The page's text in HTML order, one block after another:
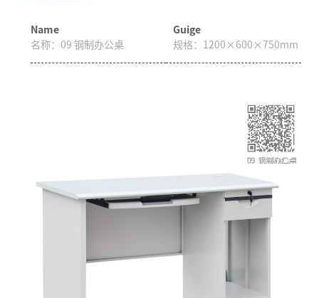
Name
名称： 09 钢制办公桌
Guige
规格： 1200×600×750mm